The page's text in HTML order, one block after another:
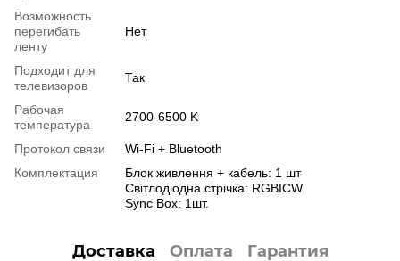
Возможность
перегибать
ленту
Нет
Подходит для
телевизоров
Так
Рабочая
температура
2700-6500 K
Протокол связи
Wi-Fi + Bluetooth
Комплектация
Блок живлення + кабель: 1 шт
Світлодіодна стрічка: RGBICW
Sync Box: 1шт.
Доставка Оплата Гарантия